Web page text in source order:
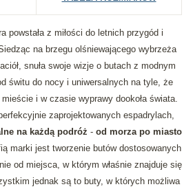
powstała z miłości do letnich przygód i
na brzegu olśniewającego wybrzeża
snuła swoje wizje o butach z modnym
świtu do nocy i uniwersalnych na tyle, że
i w czasie wyprawy dookoła świata.
zaprojektowanych espadrylach,
na każdą podróż - od morza po miasto
marki jest tworzenie butów dostosowanych
od miejsca, w którym właśnie znajduje się
jednak są to buty, w których możliwa